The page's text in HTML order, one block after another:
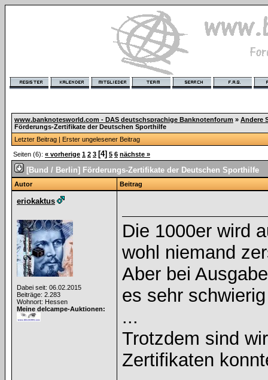
www.banknotesworld.com - DAS deutschsprachige Banknotenforum » Andere
Förderungs-Zertifikate der Deutschen Sporthilfe
Letzter Beitrag | Erster ungelesener Beitrag
Seiten (6): « vorherige 1 2 3 [4] 5 6 nächste »
[Bund / Berlin] Förderungs-Zertifikate der Deutschen Sporthilfe
Autor Beitrag
eriokaktus
Dabei seit: 06.02.2015
Beiträge: 2.283
Wohnort: Hessen
Meine delcampe-Auktionen:
Die 1000er wird
wohl niemand
Aber bei
es sehr
...
Trotzdem sind
Zertifikaten